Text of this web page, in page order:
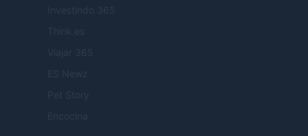
Investindo 365
Think.es
Viajar 365
ES Newz
Pet Story
Encocina